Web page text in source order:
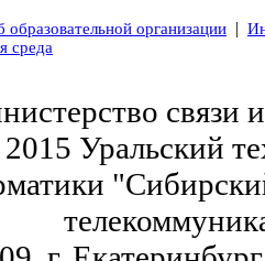
образовательной организации |
среда
связи
Уральский